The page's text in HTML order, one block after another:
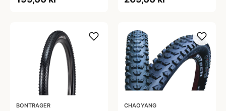
BONTRAGER CHAOYANG